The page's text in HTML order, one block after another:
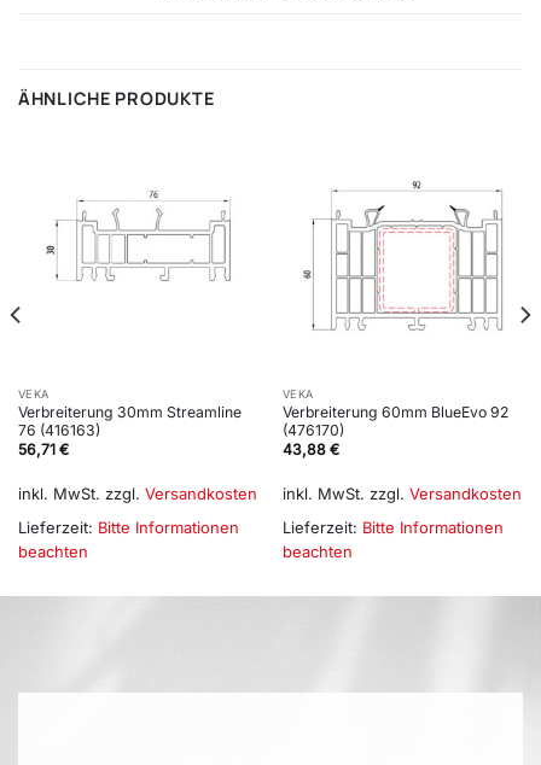
ÄHNLICHE PRODUKTE
VEKA
Verbreiterung 30mm Streamline
76 (416163)
56,71 €
inkl. MwSt. zzgl. Versandkosten
Lieferzeit: Bitte Informationen
beachten
VEKA
Verbreiterung 60mm BlueEvo 92
(476170)
43,88 €
inkl. MwSt. zzgl. Versandkosten
Lieferzeit: Bitte Informationen
beachten